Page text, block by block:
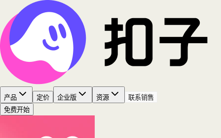
产品 定价 企业版 资源
联系销售
免费开始